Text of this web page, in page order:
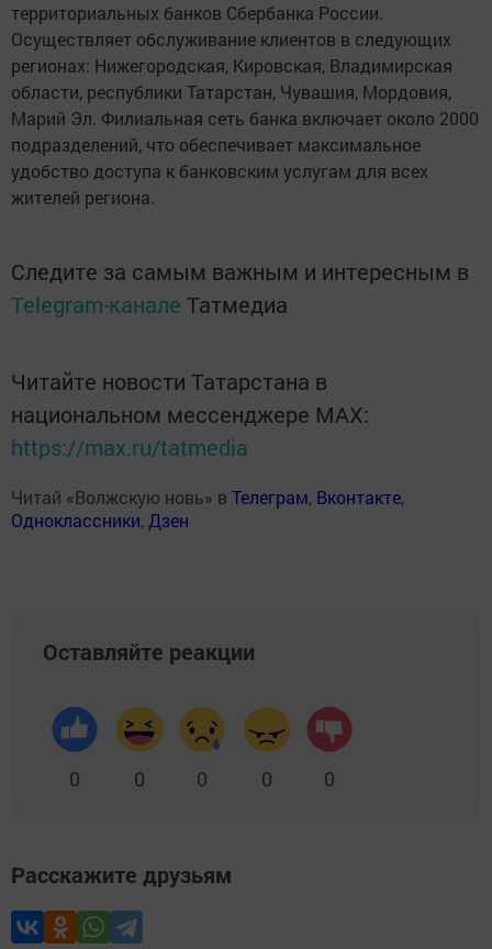
территориальных банков Сбербанка России.
Осуществляет обслуживание клиентов в следующих
регионах: Нижегородская, Кировская, Владимирская
области, республики Татарстан, Чувашия, Мордовия,
Марий Эл. Филиальная сеть банка включает около 2000
подразделений, что обеспечивает максимальное
удобство доступа к банковским услугам для всех
жителей региона.
Следите за самым важным и интересным в
Telegram-канале Татмедиа
Читайте новости Татарстана в
национальном мессенджере MАХ:
https://max.ru/tatmedia
Читай «Волжскую новь» в Телеграм, Вконтакте,
Одноклассники,Дзен
Оставляйте реакции
0 0 0 0 0
Расскажите друзьям